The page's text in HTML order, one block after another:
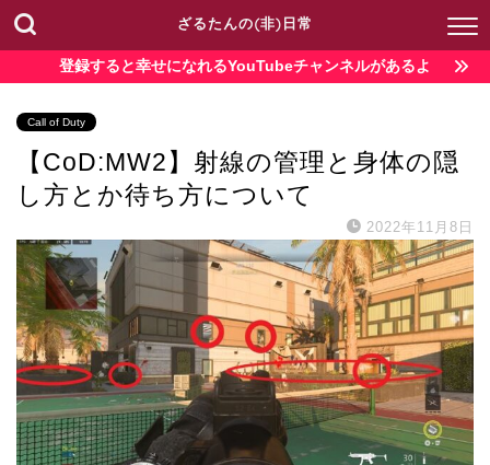
ざるたんの(非)日常
登録すると幸せになれるYouTubeチャンネルがあるよ
Call of Duty
【CoD:MW2】射線の管理と身体の隠
し方とか待ち方について
2022年11月8日